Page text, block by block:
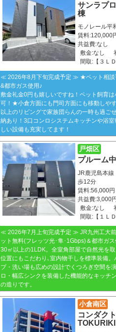
サンラプ
棟
モノレール
賃料:120,000
共益費:なし
敷金:なし
間取:【３ＬＤ
≪ 2026年8月下旬完成予定 ≫ ★ペット相談
&都市ガス使用♪
敷金礼金0円も嬉しいですね！ペット飼育
可！★小倉方面にも門司方面にも移動しや
以上のリビングで家族団らんの一時も過ご
納あり！3口コンロシステムキッチンや浴
しい設備も充実してます！
戸畑区
プルーム
JR鹿児島本
歩12分
賃料:56,000円
共益費:3,000
敷金:なし
間取:【１ＬＤ
≪ 2026年7月上旬完成予定 ≫ JR九州工大
ット無料(フレッツ光･隼･1Gbps)＆都市ガス
30㎡以上の1LDK。全室角部屋で自然光を
位置にもこだわり､室内物干しを標準装備。
ブ・洗い場も広めの設計でくつろぎ空間を
ロ・幅広シンクを装備した機能的なキッチ
の造りです。
小倉南区
コンダク
TOKURIKI